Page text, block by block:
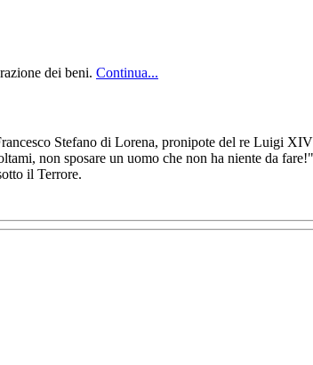
dei beni. Continua...
Stefano di Lorena, pronipote del re Luigi
non sposare un uomo che non ha niente da
il Terrore.